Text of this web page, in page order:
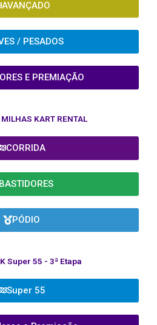
AVANÇADO
/ PESADOS
E PREMIAÇÃO
KART RENTAL
CORRIDA
PÓDIO
Super 55 - 3ª Etapa
Super 55